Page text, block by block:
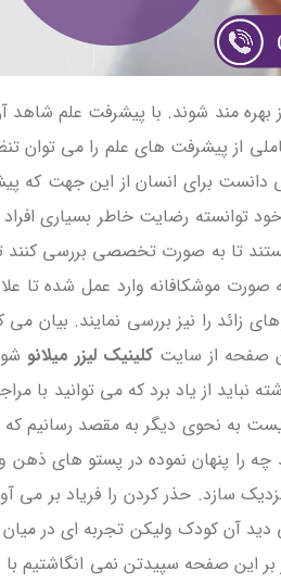
مند شوند. با پیشرفت علم
از پیشرفت های علم را می
برای انسان از این جهت که
توانسته رضایت خاطر بسیاری
تا به صورت تخصصی بررسی
صورت موشکافانه وارد عمل شده تا
را نیز بررسی نمایند. بیان می
صفحه از سایتکلینیک لیزر میلانو
نباید از یاد برد که می توانید
به نحوی دیگر به مقصد رسانیم
را پنهان نموده در پستو های
سازد. حذر کردن را فریاد بر
دید آن کودک ولیکن تجربه ای در
این صفحه سپیدتن نمی انگاشتیم